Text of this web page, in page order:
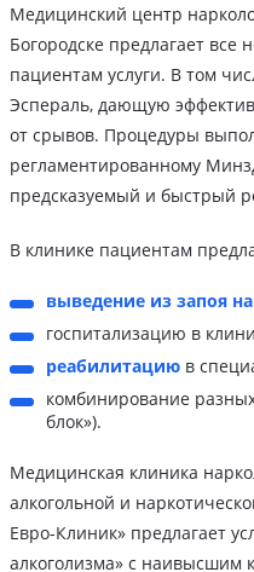
Медицинский центр
Богородске предлагает
пациентам услуги. В том
Эспераль, дающую
от срывов. Процедуры
регламентированному
предсказуемый и быстрый
В клинике пациентам
выведение из запоя
госпитализацию в
реабилитацию в
комбинирование
блок»).
Медицинская клиника
алкогольной и
Евро-Клиник» предлагает
алкоголизма» с наивысшим